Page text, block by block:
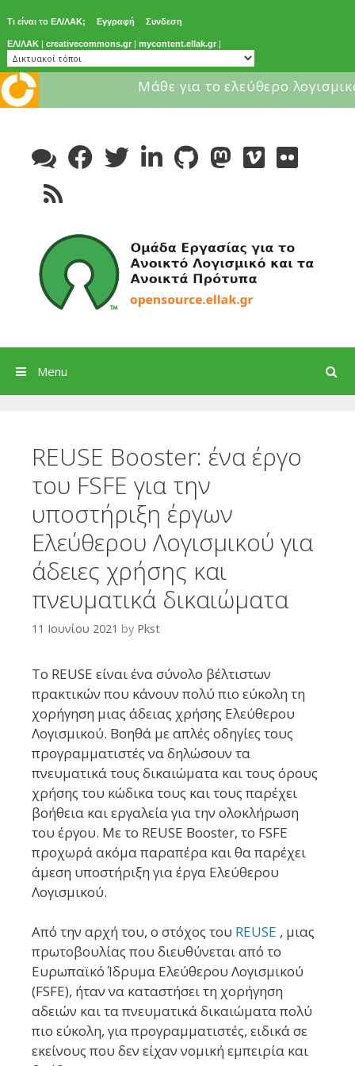
Τι είναι το ΕΛ/ΛΑΚ; Εγγραφή Συνδεση
ΕΛ/ΛΑΚ | creativecommons.gr | mycontent.ellak.gr |
Μάθε για το ελεύθερο
content
Search
Menu
REUSE Booster: ένα έργο
του FSFE για την
υποστήριξη έργων
Ελεύθερου Λογισμικού για
άδειες χρήσης και
πνευματικά δικαιώματα
11 Ιουνίου 2021 by Pkst
Το REUSE είναι ένα σύνολο βέλτιστων
πρακτικών που κάνουν πολύ πιο εύκολη τη
χορήγηση μιας άδειας χρήσης Ελεύθερου
Λογισμικού. Βοηθά με απλές οδηγίες τους
προγραμματιστές να δηλώσουν τα
πνευματικά τους δικαιώματα και τους όρους
χρήσης του κώδικα τους και τους παρέχει
βοήθεια και εργαλεία για την ολοκλήρωση
του έργου. Με το REUSE Booster, το FSFE
προχωρά ακόμα παραπέρα και θα παρέχει
άμεση υποστήριξη για έργα Ελεύθερου
Λογισμικού.
Από την αρχή του, ο στόχος του REUSE , μιας
πρωτοβουλίας που διευθύνεται από το
Ευρωπαϊκό Ίδρυμα Ελεύθερου Λογισμικού
(FSFE), ήταν να καταστήσει τη χορήγηση
αδειών και τα πνευματικά δικαιώματα πολύ
πιο εύκολη, για προγραμματιστές, ειδικά σε
εκείνους που δεν είχαν νομική εμπειρία και